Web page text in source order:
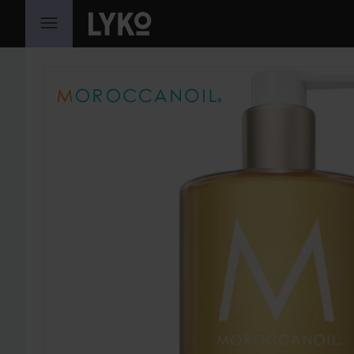
HOPPA TILL INNEHÅLLET
HOPPA ÖVER SEKTIONEN